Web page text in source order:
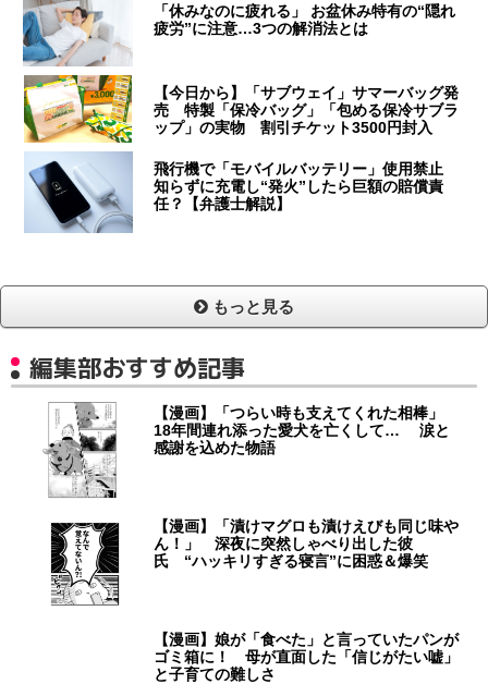
「休みなのに疲れる」 お盆休み特有の“隠れ
疲労”に注意…3つの解消法とは
【今日から】「サブウェイ」サマーバッグ発
売 特製「保冷バッグ」「包める保冷サブラ
ップ」の実物 割引チケット3500円封入
飛行機で「モバイルバッテリー」使用禁止
知らずに充電し“発火”したら巨額の賠償責
任？【弁護士解説】
もっと見る
編集部おすすめ記事
【漫画】「つらい時も支えてくれた相棒」
18年間連れ添った愛犬を亡くして… 涙と
感謝を込めた物語
【漫画】「漬けマグロも漬けえびも同じ味や
ん！」 深夜に突然しゃべり出した彼
氏 “ハッキリすぎる寝言”に困惑＆爆笑
【漫画】娘が「食べた」と言っていたパンが
ゴミ箱に！ 母が直面した「信じがたい嘘」
と子育ての難しさ